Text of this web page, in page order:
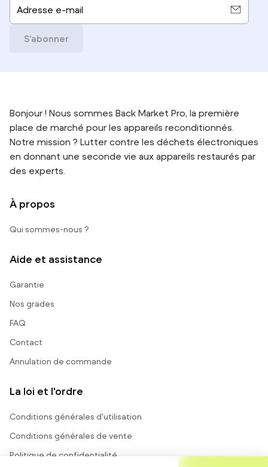
Adresse e-mail
S’abonner
Bonjour ! Nous sommes Back Market Pro, la première
place de marché pour les appareils reconditionnés.
Notre mission ? Lutter contre les déchets électroniques
en donnant une seconde vie aux appareils restaurés par
des experts.
À propos
Qui sommes-nous ?
Aide et assistance
Garantie
Nos grades
FAQ
Contact
Annulation de commande
La loi et l'ordre
Conditions générales d'utilisation
Conditions générales de vente
Politique de confidentialité